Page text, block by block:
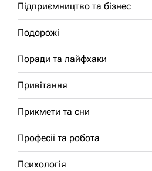
Підприємництво та бізнес
Подорожі
Поради та лайфхаки
Привітання
Прикмети та сни
Професії та робота
Психологія